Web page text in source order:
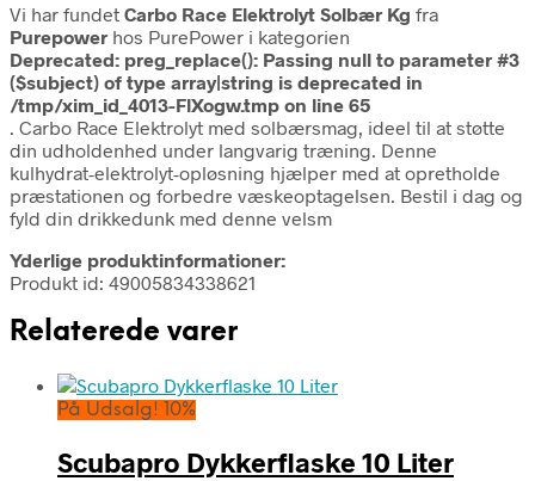
Vi har fundet Carbo Race Elektrolyt Solbær Kg fra
Purepower hos PurePower i kategorien
Deprecated: preg_replace(): Passing null to parameter #3
($subject) of type array|string is deprecated in
/tmp/xim_id_4013-FlXogw.tmp on line 65
. Carbo Race Elektrolyt med solbærsmag, ideel til at støtte
din udholdenhed under langvarig træning. Denne
kulhydrat-elektrolyt-opløsning hjælper med at opretholde
præstationen og forbedre væskeoptagelsen. Bestil i dag og
fyld din drikkedunk med denne velsm
Yderlige produktinformationer:
Produkt id: 49005834338621
Relaterede varer
På Udsalg! 10%
Scubapro Dykkerflaske 10 Liter